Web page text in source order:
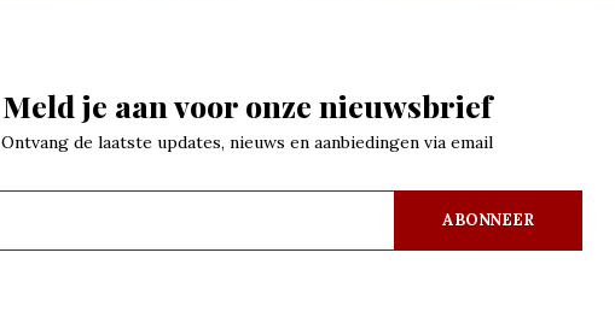
Meld je aan voor onze nieuwsbrief
Ontvang de laatste updates, nieuws en aanbiedingen via email
ABONNEER